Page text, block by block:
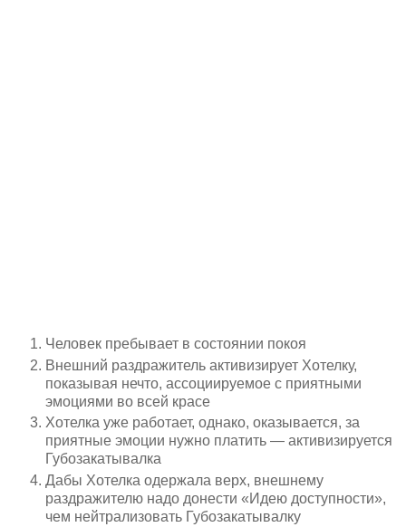
Человек пребывает в состоянии покоя
Внешний раздражитель активизирует Хотелку,
показывая нечто, ассоциируемое с приятными
эмоциями во всей красе
Хотелка уже работает, однако, оказывается, за
приятные эмоции нужно платить — активизируется
Губозакатывалка
Дабы Хотелка одержала верх, внешнему
раздражителю надо донести «Идею доступности»,
чем нейтрализовать Губозакатывалку